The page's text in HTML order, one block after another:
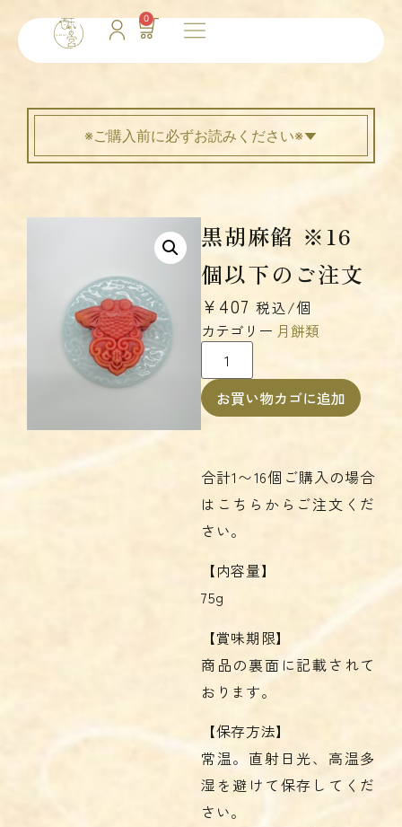
0
※ご購入前に必ずお読みください※
黒胡麻餡 ※16
個以下のご注文
¥ 407 税込/個
カテゴリー 月餅類
お買い物カゴに追加
合計1〜16個ご購入の場合
はこちらからご注文くだ
さい。
【内容量】
75g
【賞味期限】
商品の裏面に記載されて
おります。
【保存方法】
常温。直射日光、高温多
湿を避けて保存してくだ
さい。